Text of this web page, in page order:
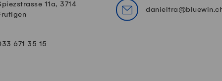
11a, 3714
671 35 15